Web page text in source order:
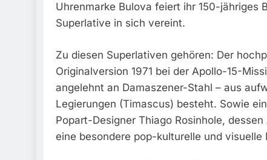
Uhrenmarke Bulova feiert ihr 150-jähriges
Superlative in sich vereint.
Zu diesen Superlativen gehören: Der
Originalversion 1971 bei der Apollo-15-
angelehnt an Damaszener-Stahl – aus
Legierungen (Timascus) besteht. Sowie
Popart-Designer Thiago Rosinhole,
eine besondere pop-kulturelle und visuelle